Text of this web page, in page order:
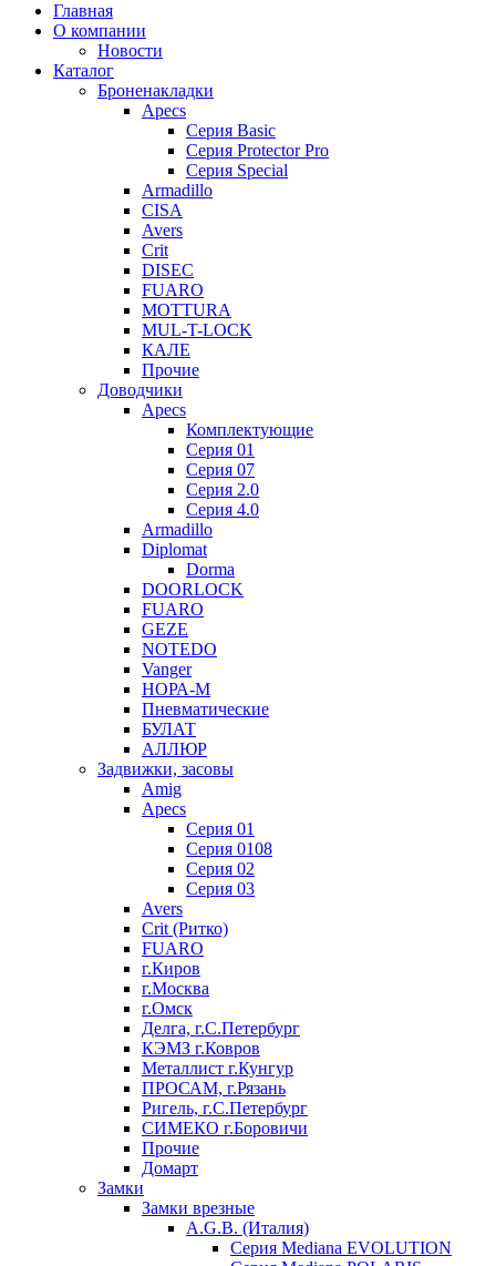
Главная
О компании
Новости
Каталог
Броненакладки
Apecs
Серия Basic
Серия Protector Pro
Серия Special
Armadillo
CISA
Avers
Crit
DISEC
FUARO
MOTTURA
MUL-T-LOCK
КАЛЕ
Прочие
Доводчики
Apecs
Комплектующие
Серия 01
Серия 07
Серия 2.0
Серия 4.0
Armadillo
Diplomat
Dorma
DOORLOCK
FUARO
GEZE
NOTEDO
Vanger
НОРА-М
Пневматические
БУЛАТ
АЛЛЮР
Задвижки, засовы
Amig
Apecs
Серия 01
Серия 0108
Серия 02
Серия 03
Avers
Crit (Ритко)
FUARO
г.Киров
г.Москва
г.Омск
Делга, г.С.Петербург
КЭМЗ г.Ковров
Металлист г.Кунгур
ПРОСАМ, г.Рязань
Ригель, г.С.Петербург
СИМЕКО г.Боровичи
Прочие
Домарт
Замки
Замки врезные
A.G.B. (Италия)
Серия Mediana EVOLUTION